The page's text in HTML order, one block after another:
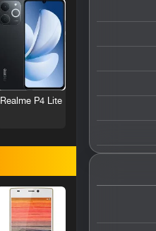
Realme P4 Lite